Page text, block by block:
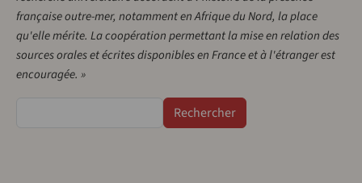
française outre-mer, notamment en Afrique du Nord, la place
qu'elle mérite. La coopération permettant la mise en relation des
sources orales et écrites disponibles en France et à l'étranger est
encouragée. »